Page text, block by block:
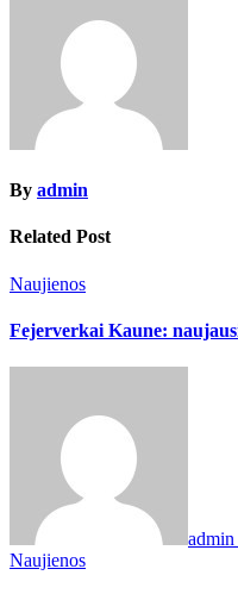
By admin
Related Post
Naujienos
Fejerverkai Kaune:
admin
Naujienos